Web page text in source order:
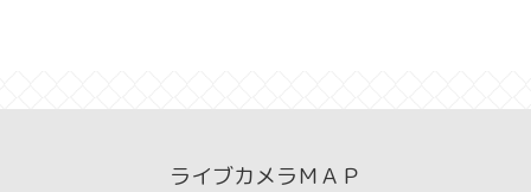
ライブカメラＭＡＰ